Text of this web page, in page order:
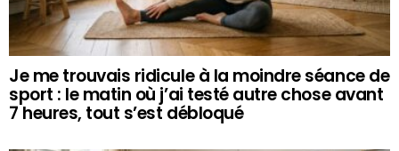
Je me trouvais ridicule à la moindre séance de
sport : le matin où j’ai testé autre chose avant
7 heures, tout s’est débloqué